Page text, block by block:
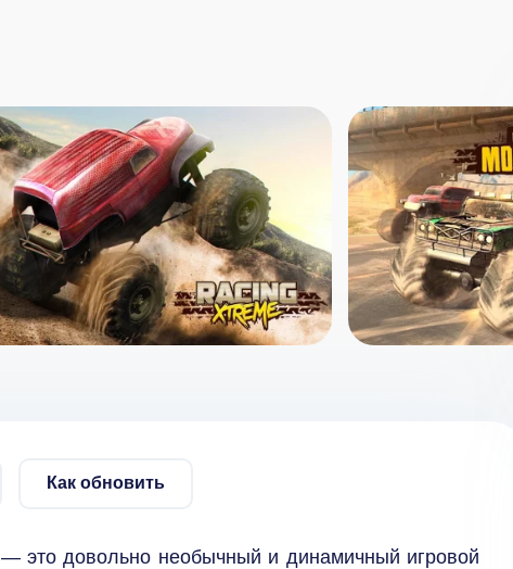
Как обновить
— это довольно необычный и динамичный игровой